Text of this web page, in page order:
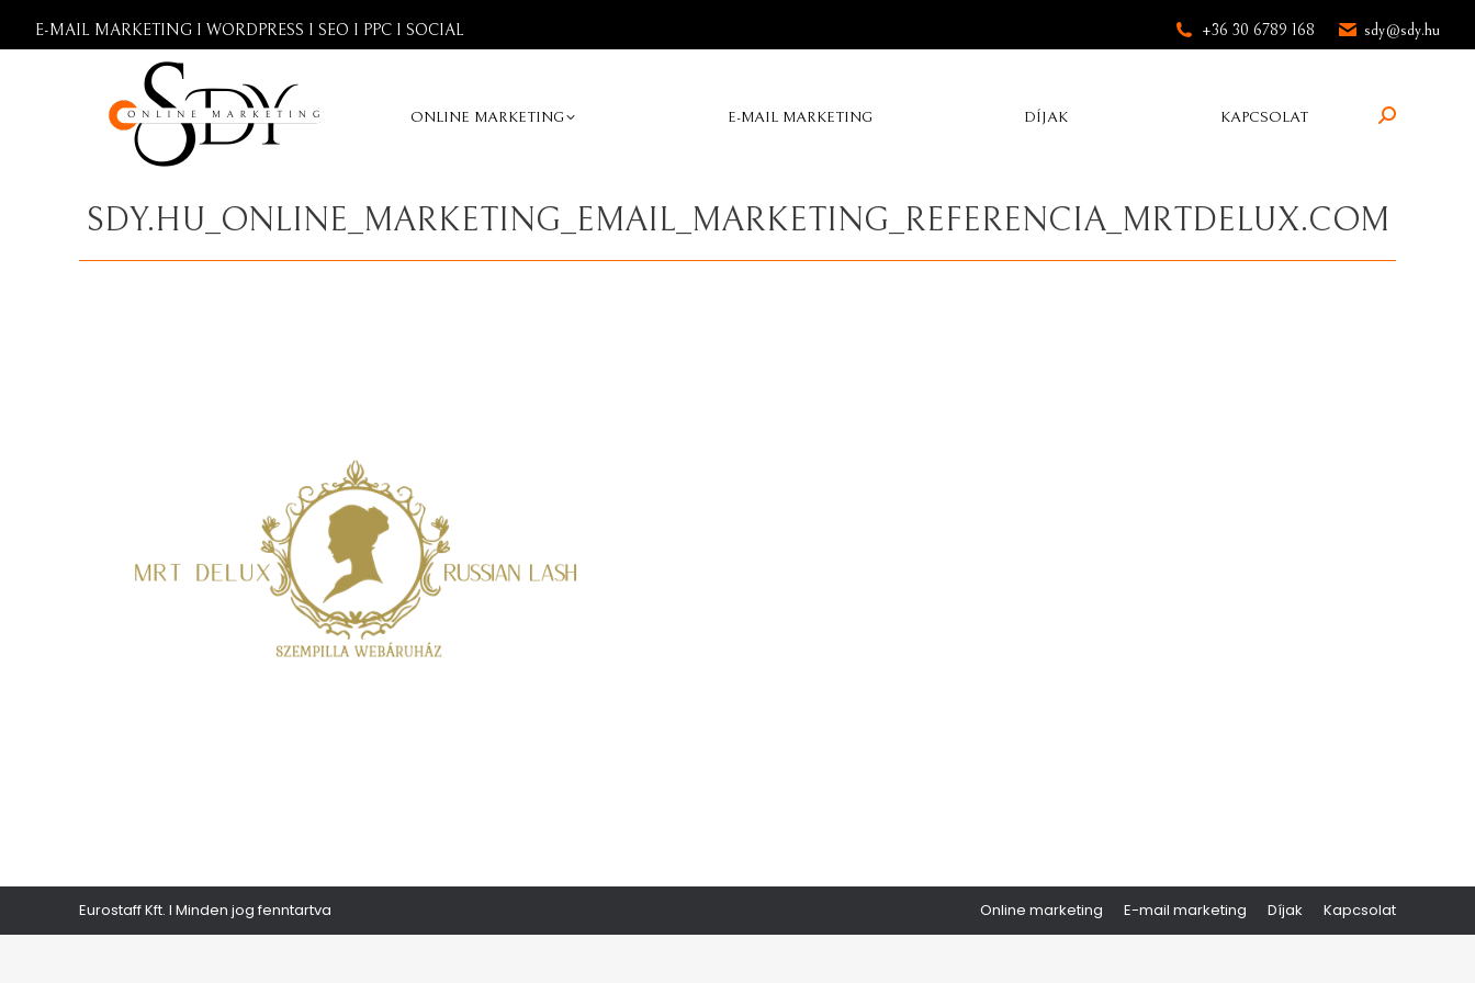
E-MAIL MARKETING I WORDPRESS I SEO I PPC I SOCIAL +36 30 6789 168 sdy@sdy.hu
ONLINE MARKETING E-MAIL MARKETING DÍJAK KAPCSOLAT Search:
SDY.HU_ONLINE_MARKETING_EMAIL_MARKETING_REFERENCIA_MRTDELUX.COM
Eurostaff Kft. I Minden jog fenntartva Online marketing E-mail marketing Díjak Kapcsolat